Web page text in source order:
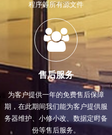
程序等所有源文件
售后服务
为客户提供一年的免费售后保障
期，在此期间我们能为客户提供服
务器维护、小修小改、数据定时备
份等售后服务。